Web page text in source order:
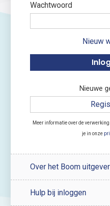
Wachtwoord
Nieuw
Nieuwe
Meer informatie over de
je in onze
Over het Boom
Hulp bij inloggen